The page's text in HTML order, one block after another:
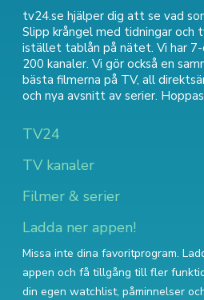
tv24.se hjälper dig att se vad
Slipp krångel med tidningar och
istället tablån på nätet. Vi har
200 kanaler. Vi gör också en
bästa filmerna på TV, all
och nya avsnitt av serier.
TV24
TV kanaler
Filmer & serier
Ladda ner appen!
Missa inte dina favoritprogram.
appen och få tillgång till fler
din egen watchlist, påminnelser